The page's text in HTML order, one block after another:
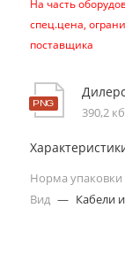
На часть
спец.цена,
поставщика
390,2 кб
Норма упаковки
Вид — Кабели